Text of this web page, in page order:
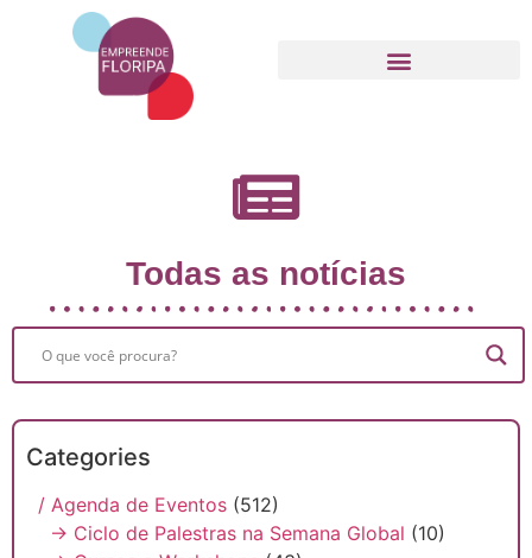
Todas as notícias
Categories
/ Agenda de Eventos (512)
→ Ciclo de Palestras na Semana Global (10)